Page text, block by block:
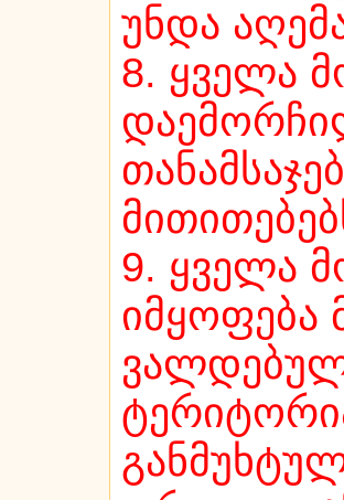
უნდა
8. ყველა
9. ყველა
იმყოფება